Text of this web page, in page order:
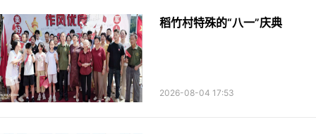
稻竹村特殊的“八一”庆典
2026-08-04 17:53